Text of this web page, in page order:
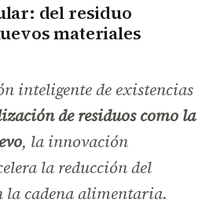
del residuo
materiales
inteligente de existencias
de residuos como la
, la innovación
la reducción del
la cadena alimentaria.